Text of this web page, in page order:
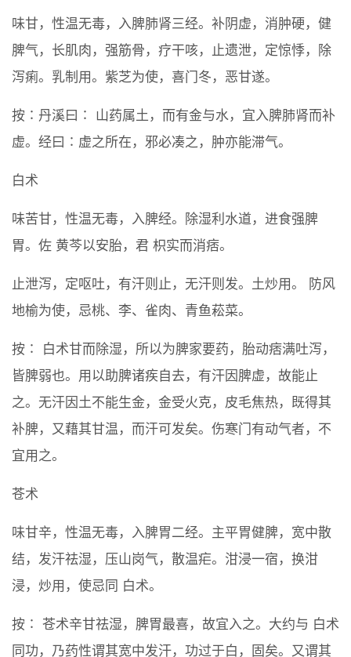
味甘，性温无毒，入脾肺肾三经。补阴虚，消肿硬，健
脾气，长肌肉，强筋骨，疗干咳，止遗泄，定惊悸，除
泻痢。乳制用。紫芝为使，喜门冬，恶甘遂。
按∶丹溪曰∶ 山药属土，而有金与水，宜入脾肺肾而补
虚。经曰∶虚之所在，邪必凑之，肿亦能滞气。
白术
味苦甘，性温无毒，入脾经。除湿利水道，进食强脾
胃。佐 黄芩以安胎，君 枳实而消痞。
止泄泻，定呕吐，有汗则止，无汗则发。土炒用。 防风
地榆为使，忌桃、李、雀肉、青鱼菘菜。
按∶ 白术甘而除湿，所以为脾家要药，胎动痞满吐泻，
皆脾弱也。用以助脾诸疾自去，有汗因脾虚，故能止
之。无汗因土不能生金，金受火克，皮毛焦热，既得其
补脾，又藉其甘温，而汗可发矣。伤寒门有动气者，不
宜用之。
苍术
味甘辛，性温无毒，入脾胃二经。主平胃健脾，宽中散
结，发汗祛湿，压山岗气，散温疟。泔浸一宿，换泔
浸，炒用，使忌同 白术。
按∶ 苍术辛甘祛湿，脾胃最喜，故宜入之。大约与 白术
同功，乃药性谓其宽中发汗，功过于白，固矣。又谓其